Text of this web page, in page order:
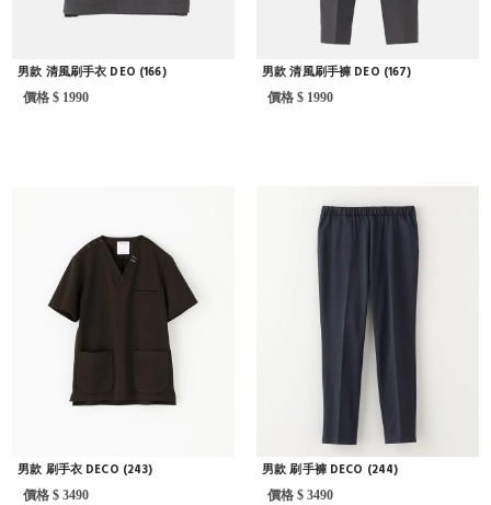
男款 清風刷手衣 DEO (166)
價格 $ 1990
男款 清風刷手褲 DEO (167)
價格 $ 1990
男款 刷手衣 DECO (243)
價格 $ 3490
男款 刷手褲 DECO (244)
價格 $ 3490